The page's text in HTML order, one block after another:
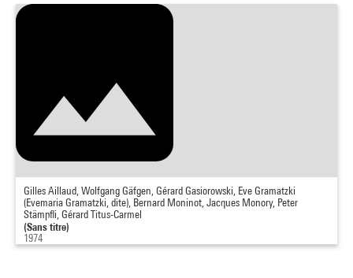
Gilles Aillaud, Wolfgang Gäfgen, Gérard Gasiorowski, Eve Gramatzki
(Evemaria Gramatzki, dite), Bernard Moninot, Jacques Monory, Peter
Stämpfli, Gérard Titus-Carmel
(Sans titre)
1974